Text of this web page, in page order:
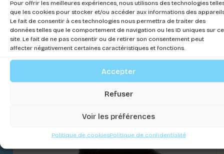
Pour offrir les meilleures expériences, nous utilisons des technologies
que les cookies pour stocker et/ou accéder aux informations des
Le fait de consentir à ces technologies nous permettra de traiter des
données telles que le comportement de navigation ou les ID uniques sur ce
site. Le fait de ne pas consentir ou de retirer son consentement peut
affecter négativement certaines caractéristiques et fonctions.
Accepter
Refuser
Voir les préférences
Politique de cookiesPolitique de confidentialité
Filpo Click